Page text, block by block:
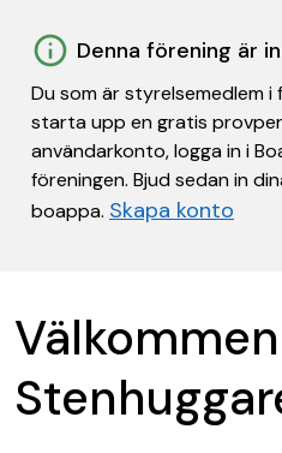
Denna förening är
Du som är styrelsemedlem i
starta upp en gratis
användarkonto, logga in i
föreningen. Bjud sedan in
boappa. Skapa konto